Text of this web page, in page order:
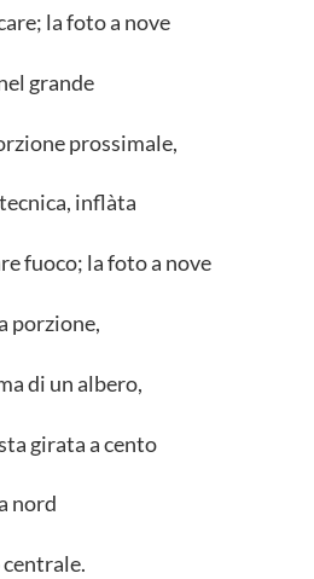
la foto a nove
grande
prossimale,
inflàta
fuoco; la foto a nove
porzione,
di un albero,
girata a cento
nord